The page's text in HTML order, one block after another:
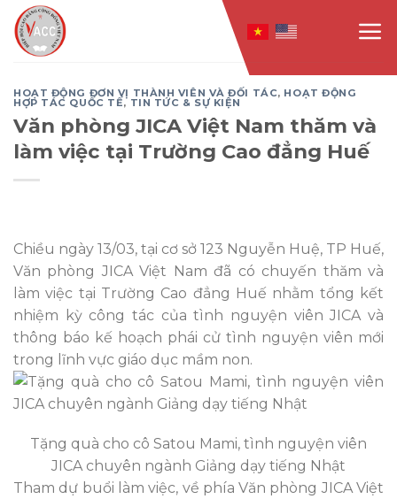
Skip
to
content
HOẠT ĐỘNG ĐƠN VỊ THÀNH VIÊN VÀ ĐỐI TÁC, HOẠT ĐỘNG
HỢP TÁC QUỐC TẾ, TIN TỨC & SỰ KIỆN
Văn phòng JICA Việt Nam thăm và
làm việc tại Trường Cao đẳng Huế
Chiều ngày 13/03, tại cơ sở 123 Nguyễn Huệ, TP Huế,
Văn phòng JICA Việt Nam đã có chuyến thăm và
làm việc tại Trường Cao đẳng Huế nhằm tổng kết
nhiệm kỳ công tác của tình nguyện viên JICA và
thông báo kế hoạch phái cử tình nguyện viên mới
trong lĩnh vực giáo dục mầm non.
Tặng quà cho cô Satou Mami, tình nguyện viên
JICA chuyên ngành Giảng dạy tiếng Nhật
Tham dự buổi làm việc, về phía Văn phòng JICA Việt